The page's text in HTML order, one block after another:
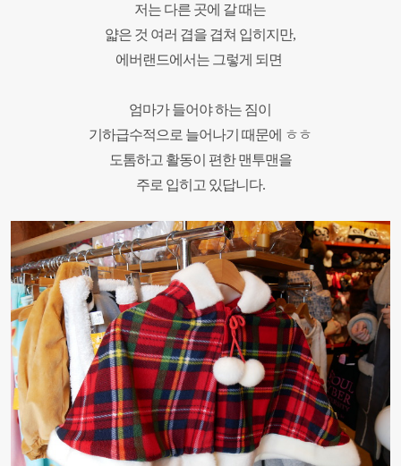
저는 다른 곳에 갈 때는
얇은 것 여러 겹을 겹쳐 입히지만,
에버랜드에서는 그렇게 되면
엄마가들어야 하는 짐이
기하급수적으로 늘어나기 때문에 ㅎㅎ
도톰하고 활동이 편한 맨투맨을
주로 입히고 있답니다.